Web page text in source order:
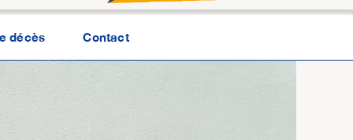
décès Contact